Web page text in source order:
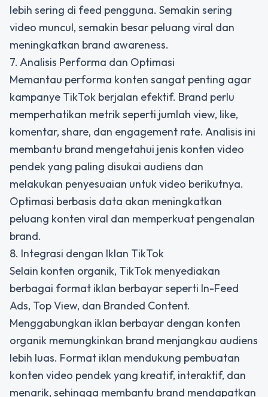
lebih sering di feed pengguna. Semakin sering
video muncul, semakin besar peluang viral dan
meningkatkan brand awareness.
7. Analisis Performa dan Optimasi
Memantau performa konten sangat penting agar
kampanye TikTok berjalan efektif. Brand perlu
memperhatikan metrik seperti jumlah view, like,
komentar, share, dan engagement rate. Analisis ini
membantu brand mengetahui jenis konten video
pendek yang paling disukai audiens dan
melakukan penyesuaian untuk video berikutnya.
Optimasi berbasis data akan meningkatkan
peluang konten viral dan memperkuat pengenalan
brand.
8. Integrasi dengan Iklan TikTok
Selain konten organik, TikTok menyediakan
berbagai format iklan berbayar seperti In-Feed
Ads, Top View, dan Branded Content.
Menggabungkan iklan berbayar dengan konten
organik memungkinkan brand menjangkau audiens
lebih luas. Format iklan mendukung pembuatan
konten video pendek yang kreatif, interaktif, dan
menarik, sehingga membantu brand mendapatkan